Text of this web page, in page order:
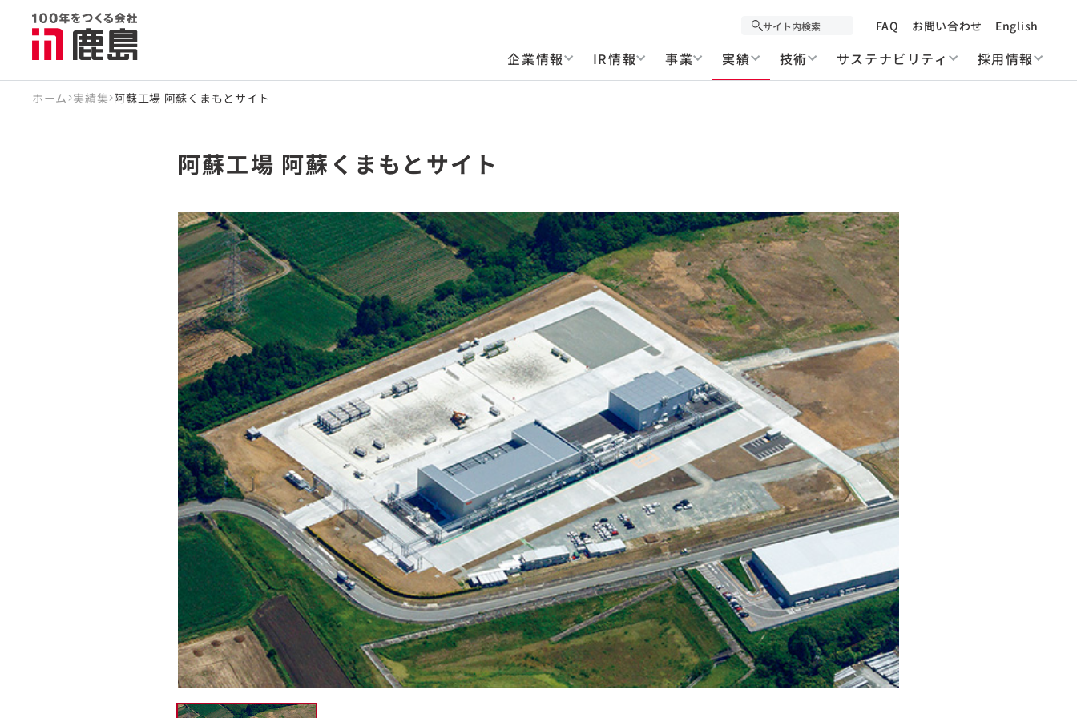
FAQ お問い合わせ English
企業情報 IR情報 事業 実績 技術 サステナビリティ 採用情報
ホーム 実績集 阿蘇工場 阿蘇くまもとサイト
阿蘇工場 阿蘇くまもとサイト